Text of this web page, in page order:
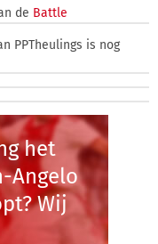
de Battle
PPTheulings is nog
het
Angelo
Wij